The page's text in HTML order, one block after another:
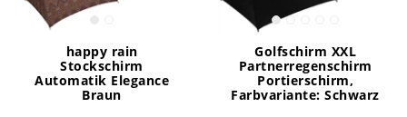
happy rain
Stockschirm
Automatik Elegance
Braun
Golfschirm XXL
Partnerregenschirm
Portierschirm,
Farbvariante: Schwarz